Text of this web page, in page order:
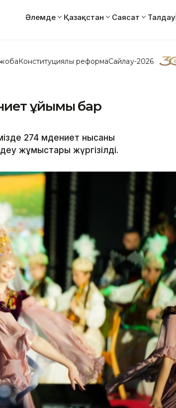
Әлемде Қазақстан Саясат Талдау
Конституциялық реформаСайлау-2026
ұйымы бар
274 мәдениет нысаны
жұмыстары жүргізілді.